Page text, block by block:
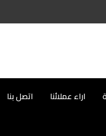
اراء عملائنا اتصل بنا